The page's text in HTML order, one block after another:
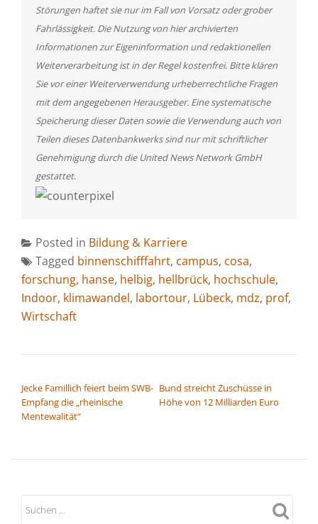
Störungen haftet sie nur im Fall von Vorsatz oder grober
Fahrlässigkeit. Die Nutzung von hier archivierten
Informationen zur Eigeninformation und redaktionellen
Weiterverarbeitung ist in der Regel kostenfrei. Bitte klären
Sie vor einer Weiterverwendung urheberrechtliche Fragen
mit dem angegebenen Herausgeber. Eine systematische
Speicherung dieser Daten sowie die Verwendung auch von
Teilen dieses Datenbankwerks sind nur mit schriftlicher
Genehmigung durch die United News Network GmbH
gestattet.
Posted in Bildung & Karriere
Tagged binnenschifffahrt, campus, cosa,
forschung, hanse, helbig, hellbrück, hochschule,
Indoor, klimawandel, labortour, Lübeck, mdz, prof,
Wirtschaft
Jecke Famillich feiert beim SWB-
Empfang die „rheinische
Mentewalität“
Bund streicht Zuschüsse in
Höhe von 12 Milliarden Euro